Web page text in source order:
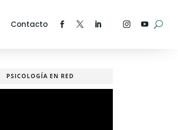
Contacto
PSICOLOGÍA EN RED